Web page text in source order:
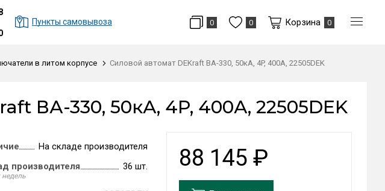
Пункты самовывоза 0 0 Корзина 0
в литом корпусе Силовой автомат DEKraft ВА-330, 50кА, 4P, 400А, 22505DEK
ВА-330, 50кА, 4P, 400А, 22505DEK
88 145 ₽
На складе производителя
производителя
недель
36 шт.